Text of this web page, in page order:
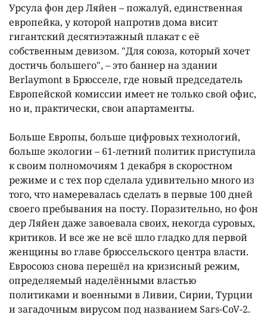
Урсула фон дер Ляйен – пожалуй, единственная
европейка, у которой напротив дома висит
гигантский десятиэтажный плакат с еë
собственным девизом. "Для союза, который хочет
достичь большего", – это баннер на здании
Berlaymont в Брюсселе, где новый председатель
Европейской комиссии имеет не только свой офис,
но и, практически, свои апартаменты.
Больше Европы, больше цифровых технологий,
больше экологии – 61-летний политик приступила
к своим полномочиям 1 декабря в скоростном
режиме и с тех пор сделала удивительно много из
того, что намеревалась сделать в первые 100 дней
своего пребывания на посту. Поразительно, но фон
дер Ляйен даже завоевала своих, некогда суровых,
критиков. И все же не всë шло гладко для первой
женщины во главе брюссельского центра власти.
Евросоюз снова перешëл на кризисный режим,
определяемый наделëнными властью
политиками и военными в Ливии, Сирии, Турции
и загадочным вирусом под названием Sars-CoV-2.